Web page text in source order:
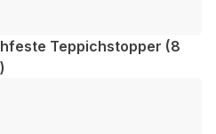
Teppichstopper (8
speichern